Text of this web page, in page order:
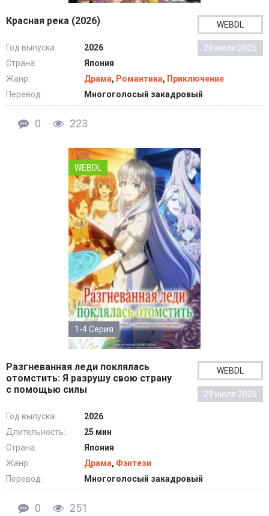
Красная река (2026) WEBDL
29 июля 2026
Год выпуска:
2026
Страна:
Япония
Жанр:
Драма, Романтика, Приключение
Перевод:
Многоголосый закадровый
0 223
WEBDL
1-4 Серия
Разгневанная леди поклялась
отомстить: Я разрушу свою страну
с помощью силы
WEBDL
29 июля 2026
Год выпуска:
2026
Длительность:
25 мин
Страна:
Япония
Жанр:
Драма, Фэнтези
Перевод:
Многоголосый закадровый
0 251